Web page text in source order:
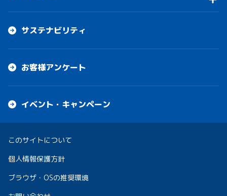
サステナビリティ
お客様アンケート
イベント・キャンペーン
このサイトについて
個人情報保護方針
ブラウザ・OSの推奨環境